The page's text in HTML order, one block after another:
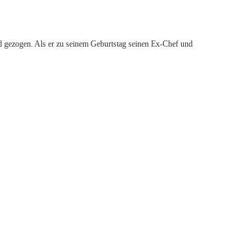
Als er zu seinem Geburtstag seinen Ex-Chef und